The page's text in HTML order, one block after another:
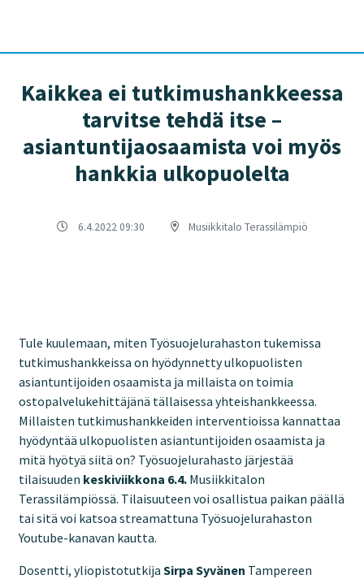
Kaikkea ei tutkimushankkeessa
tarvitse tehdä itse –
asiantuntijaosaamista voi myös
hankkia ulkopuolelta
6.4.2022 09:30 Musiikkitalo Terassilämpiö
Tule kuulemaan, miten Työsuojelurahaston tukemissa
tutkimushankkeissa on hyödynnetty ulkopuolisten
asiantuntijoiden osaamista ja millaista on toimia
ostopalvelukehittäjänä tällaisessa yhteishankkeessa.
Millaisten tutkimushankkeiden interventioissa kannattaa
hyödyntää ulkopuolisten asiantuntijoiden osaamista ja
mitä hyötyä siitä on? Työsuojelurahasto järjestää
tilaisuuden keskiviikkona 6.4. Musiikkitalon
Terassilämpiössä. Tilaisuuteen voi osallistua paikan päällä
tai sitä voi katsoa streamattuna Työsuojelurahaston
Youtube-kanavan kautta.
Dosentti, yliopistotutkija Sirpa Syvänen Tampereen